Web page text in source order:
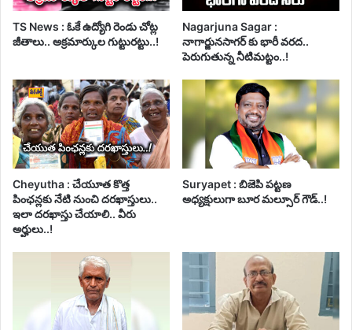
TS News : ఓకే ఉద్యోగి రెండు చోట్ల
జీతాలు.. అక్రమార్కుల గుట్టురట్టు..!
Nagarjuna Sagar :
నాగార్జునసాగర్ కు భారీ వరద..
పెరుగుతున్న నీటిమట్టం..!
Cheyutha : చేయూత కొత్త
పింఛన్లకు నేటి నుంచి దరఖాస్తులు..
ఇలా దరఖాస్తు చేయాలి.. వీరు
అర్హులు..!
Suryapet : బిజెపి పట్టణ
అధ్యక్షులుగా బూర మల్సూర్ గౌడ్..!